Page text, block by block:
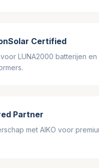
Certified
LUNA2000 batterijen en
Partner
met AIKO voor